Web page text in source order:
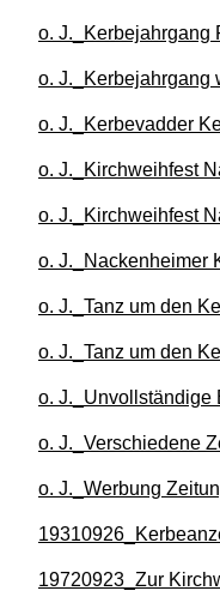
o. J._ Kerbejahrgang
o. J._ Kerbejahrgang
o. J._ Kerbevadder
o. J._ Kirchweihfest
o. J._ Kirchweihfest
o. J._ Nackenheimer
o. J._ Tanz um den
o. J._ Tanz um den
o. J._ Unvollständige
o. J._ Verschiedene
o. J._ Werbung
19720923_Zur